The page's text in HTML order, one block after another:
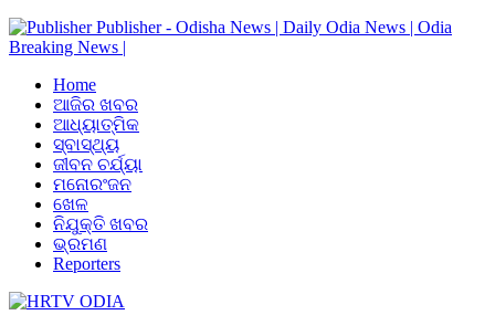
Publisher - Odisha News | Daily Odia News | Odia
Breaking News |
Home
ଆଜିର ଖବର
ଆଧ୍ୟାତ୍ମିକ
ସ୍ବାସ୍ଥ୍ୟ
ଜୀବନ ଚର୍ଯ୍ୟା
ମନୋରଂଜନ
ଖେଳ
ନିଯୁକ୍ତି ଖବର
ଭ୍ରମଣ
Reporters